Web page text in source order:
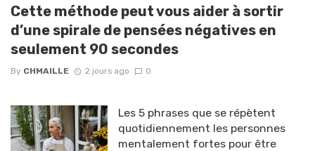
Cette méthode peut vous aider à sortir
d’une spirale de pensées négatives en
seulement 90 secondes
By CHMAILLE 2 jours ago 0
Les 5 phrases que se répètent
quotidiennement les personnes
mentalement fortes pour être